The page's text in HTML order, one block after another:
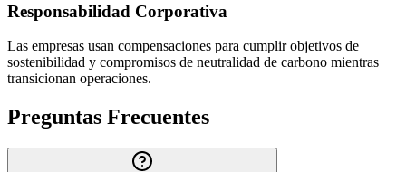
Responsabilidad Corporativa
Las empresas usan compensaciones para cumplir objetivos de
sostenibilidad y compromisos de neutralidad de carbono mientras
transicionan operaciones.
Preguntas Frecuentes